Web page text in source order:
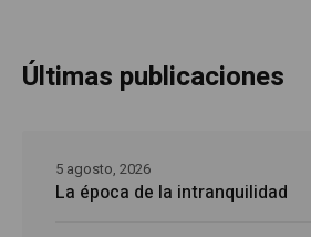
Últimas publicaciones
La época de la intranquilidad
5 agosto, 2026